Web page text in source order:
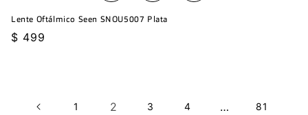
Lente Oftálmico Seen SNOU5007 Plata
Precio
$ 499
1 2 3 4 … 81